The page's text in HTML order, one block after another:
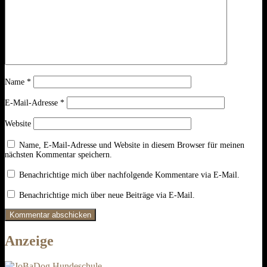
Name *
E-Mail-Adresse *
Website
Name, E-Mail-Adresse und Website in diesem Browser für meinen
nächsten Kommentar speichern.
Benachrichtige mich über nachfolgende Kommentare via E-Mail.
Benachrichtige mich über neue Beiträge via E-Mail.
Anzeige